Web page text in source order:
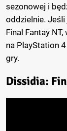
sezonowej i
oddzielnie.
Final Fantay
na PlayStation
gry.
Dissidia: